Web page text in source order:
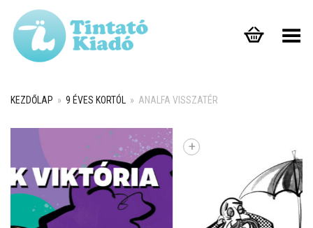
Toggle Menu
KEZDŐLAP » 9 ÉVES KORTÓL » ANALFA VISSZATÉR